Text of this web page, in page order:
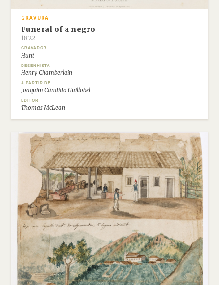
GRAVURA
Funeral of a negro
1822
GRAVADOR
Hunt
DESENHISTA
Henry Chamberlain
A PARTIR DE
Joaquim Cândido Guillobel
EDITOR
Thomas McLean